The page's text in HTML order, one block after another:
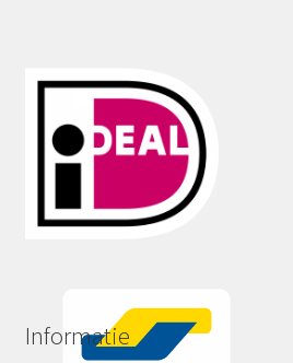
Informatie